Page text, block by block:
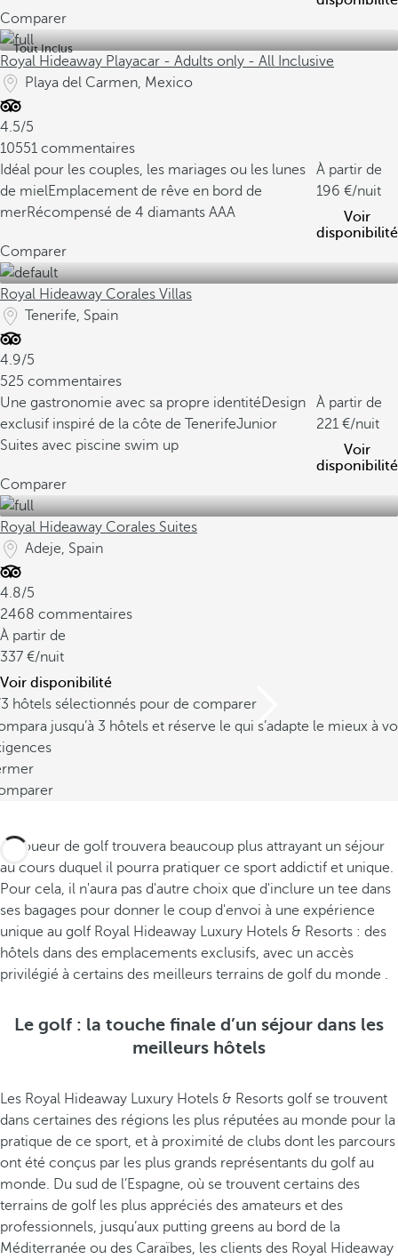
Comparer
Tout Inclus
Royal Hideaway Playacar - Adults only - All Inclusive
Playa del Carmen, Mexico
4.5/5
10551 commentaires
Idéal pour les couples, les mariages ou les lunes
de mielEmplacement de rêve en bord de
merRécompensé de 4 diamants AAA
À partir de
196
/nuit
Voir
disponibilité
Comparer
Royal Hideaway Corales Villas
Tenerife, Spain
4.9/5
525 commentaires
Une gastronomie avec sa propre identitéDesign
exclusif inspiré de la côte de TenerifeJunior
Suites avec piscine swim up
À partir de
221
/nuit
Voir
disponibilité
Comparer
Royal Hideaway Corales Suites
Adeje, Spain
4.8/5
2468 commentaires
À partir de
337
/nuit
Voir disponibilité
hôtels sélectionnés pour de comparer
jusqu’à 3 hôtels et réserve le qui s’adapte le mieux à
Le joueur de golf trouvera beaucoup plus attrayant un séjour
au cours duquel il pourra pratiquer ce sport addictif et unique.
Pour cela, il n'aura pas d'autre choix que d'inclure un tee dans
ses bagages pour donner le coup d'envoi à une expérience
unique au golf Royal Hideaway Luxury Hotels & Resorts : des
hôtels dans des emplacements exclusifs, avec un accès
privilégié à certains des meilleurs terrains de golf du monde .
Le golf : la touche finale d’un séjour dans les
meilleurs hôtels
Les Royal Hideaway Luxury Hotels & Resorts golf se trouvent
dans certaines des régions les plus réputées au monde pour la
pratique de ce sport, et à proximité de clubs dont les parcours
ont été conçus par les plus grands représentants du golf au
monde. Du sud de l’Espagne, où se trouvent certains des
terrains de golf les plus appréciés des amateurs et des
professionnels, jusqu’aux putting greens au bord de la
Méditerranée ou des Caraïbes, les clients des Royal Hideaway